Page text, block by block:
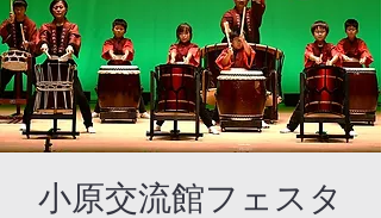
小原交流館フェスタ